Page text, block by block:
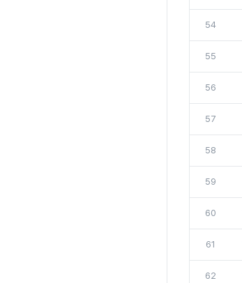
54
55
56
57
58
59
60
61
62